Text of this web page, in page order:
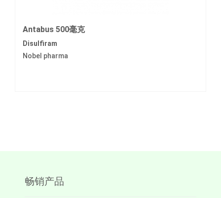
Antabus 500毫克
Disulfiram
Nobel pharma
畅销产品